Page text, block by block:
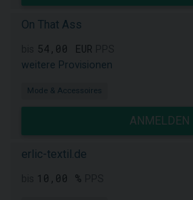
On That Ass
54,00 EUR
weitere Provisionen
Mode & Accessoires
ANMELDEN
erlic-textil.de
10,00 %